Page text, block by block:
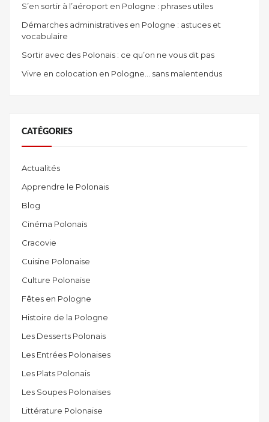
S’en sortir à l’aéroport en Pologne : phrases utiles
Démarches administratives en Pologne : astuces et
vocabulaire
Sortir avec des Polonais : ce qu’on ne vous dit pas
Vivre en colocation en Pologne… sans malentendus
CATÉGORIES
Actualités
Apprendre le Polonais
Blog
Cinéma Polonais
Cracovie
Cuisine Polonaise
Culture Polonaise
Fêtes en Pologne
Histoire de la Pologne
Les Desserts Polonais
Les Entrées Polonaises
Les Plats Polonais
Les Soupes Polonaises
Littérature Polonaise